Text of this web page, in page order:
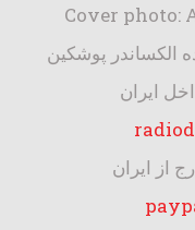
Cover photo:
الکساندر پوشکین
ایران
از ایران